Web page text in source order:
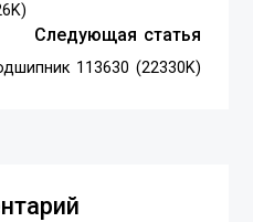
Следующая статья
113630 (22330K)